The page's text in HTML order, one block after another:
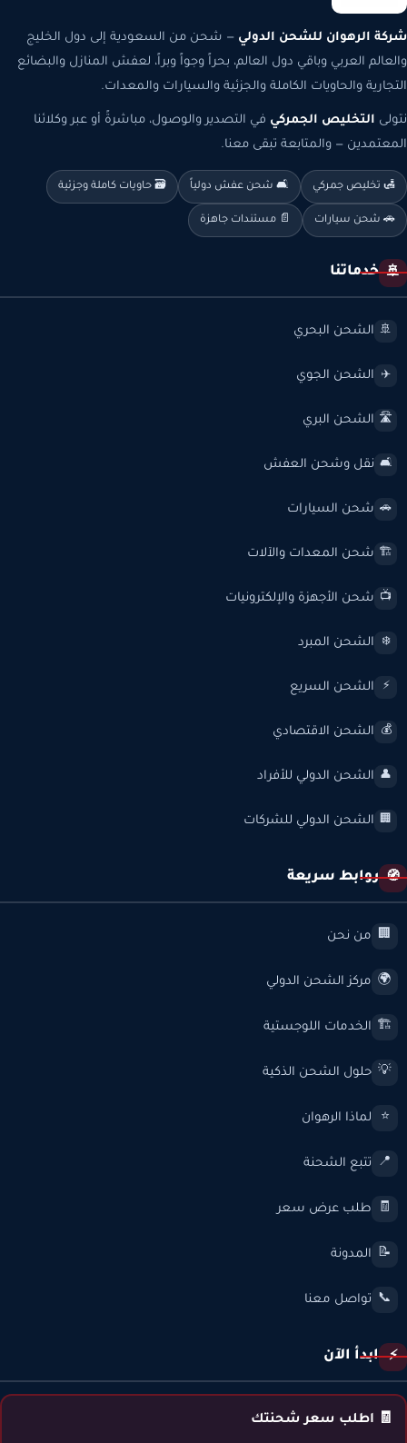
شركة الرهوان للشحن الدولي — شحن من السعودية إلى دول الخليج
والعالم العربي وباقي دول العالم، بحراً وجواً وبراً، لعفش المنازل والبضائع
التجارية والحاويات الكاملة والجزئية والسيارات والمعدات.
نتولى التخليص الجمركي في التصدير والوصول، مباشرةً أو عبر وكلائنا
المعتمدين — والمتابعة تبقى معنا.
🛃 تخليص جمركي 🛋️ شحن عفش دولياً 🗃️ حاويات كاملة وجزئية
🚗 شحن سيارات 📄 مستندات جاهزة
🚢 خدماتنا
🚢 الشحن البحري
✈️ الشحن الجوي
🛣️ الشحن البري
🛋️ نقل وشحن العفش
🚗 شحن السيارات
🏗️ شحن المعدات والآلات
📺 شحن الأجهزة والإلكترونيات
❄️ الشحن المبرد
⚡ الشحن السريع
💰 الشحن الاقتصادي
👤 الشحن الدولي للأفراد
🏢 الشحن الدولي للشركات
🧭 روابط سريعة
🏢 من نحن
🌍 مركز الشحن الدولي
🏗️ الخدمات اللوجستية
💡 حلول الشحن الذكية
⭐ لماذا الرهوان
📍 تتبع الشحنة
🧾 طلب عرض سعر
📝 المدونة
📞 تواصل معنا
⚡ ابدأ الآن
🧾 اطلب سعر شحنتك